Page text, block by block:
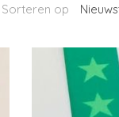
Sorteren op